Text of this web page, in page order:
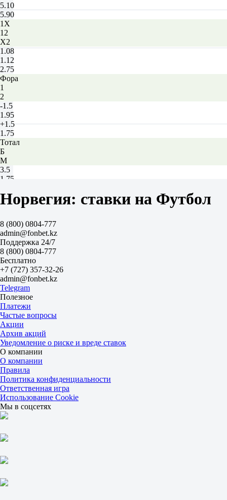
5.10
5.90
1X
12
X2
1.08
1.12
2.75
Фора
1
2
-1.5
1.95
+1.5
1.75
Тотал
Б
М
3.5
1.75
Обе забьют
Да
Нет
2.50
ИТ 1
Б
М
1
1.07
6.60
ИТ 2
Б
М
0.5
1.40
2.70
Хеугесунн
-
Рауфосс
Завтра в 18:00
1.28
5.80
7.30
1X
X2
1.05
3.20
1
2
Норвегия: ставки на Футбол
8 (800) 0804-777
admin@fonbet.kz
Поддержка 24/7
8 (800) 0804-777
Бесплатно
+7 (727) 357-32-26
admin@fonbet.kz
Telegram
Полезное
Платежи
Частые вопросы
Акции
Архив акций
Уведомление о риске и вреде ставок
О компании
О компании
Правила
Политика конфиденциальности
Ответственная игра
Использование Cookie
Мы в соцсетях